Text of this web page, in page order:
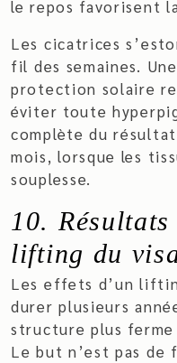
le repos favorisent
Les cicatrices
fil des semaines.
protection solaire
éviter toute
complète du
mois, lorsque les
souplesse.
10.
lifting du
Les effets d’un
durer plusieurs
structure plus
Le but n’est pas de